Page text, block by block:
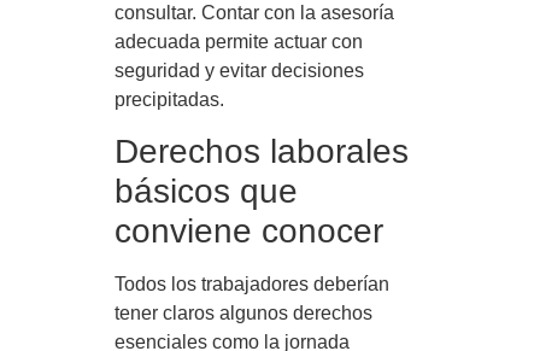
consultar. Contar con la asesoría
adecuada permite actuar con
seguridad y evitar decisiones
precipitadas.
Derechos laborales
básicos que
conviene conocer
Todos los trabajadores deberían
tener claros algunos derechos
esenciales como la jornada